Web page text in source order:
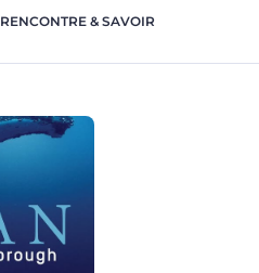
RENCONTRE & SAVOIR